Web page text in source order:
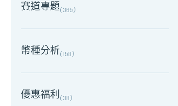
賽道專題(365)
幣種分析(158)
優惠福利(38)